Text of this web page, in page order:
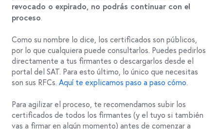
revocado o expirado, no podrás continuar con el
proceso.
Como su nombre lo dice, los certificados son públicos,
por lo que cualquiera puede consultarlos. Puedes pedirlos
directamente a tus firmantes o descargarlos desde el
portal del SAT. Para esto último, lo único que necesitas
son sus RFCs. Aquí te explicamos paso a paso cómo.
Para agilizar el proceso, te recomendamos subir los
certificados de todos los firmantes (y el tuyo si también
vas a firmar en algún momento) antes de comenzar a